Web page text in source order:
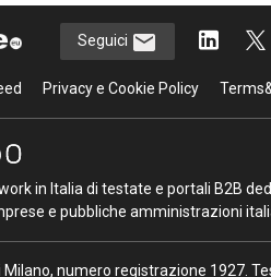
Seguici
Privacy e Cookie Policy
in Italia di testate e portali B2B
e pubbliche amministrazioni
numero registrazione 1927.